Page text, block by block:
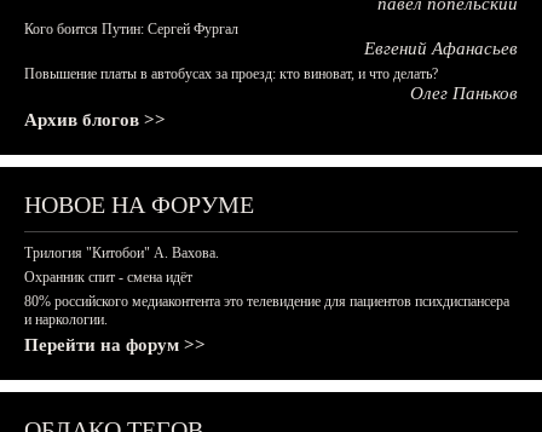
Кого боится Путин: Сергей Фургал
Евгений Афанасьев
Повышение платы в автобусах за проезд: кто виноват, и что делать?
Олег Паньков
Архив блогов >>
НОВОЕ НА ФОРУМЕ
Трилогия "Китобои" А. Вахова.
Охранник спит - смена идёт
80% российского медиаконтента это телевидение для пациентов психдиспансера
и наркологии.
Перейти на форум >>